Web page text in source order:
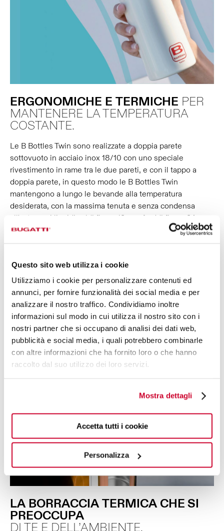
Questo sito web utilizza i cookie
Utilizziamo i cookie per personalizzare contenuti ed
annunci, per fornire funzionalità dei social media e per
analizzare il nostro traffico. Condividiamo inoltre
informazioni sul modo in cui utilizza il nostro sito con i
nostri partner che si occupano di analisi dei dati web,
pubblicità e social media, i quali potrebbero combinarle
con altre informazioni che ha fornito loro o che hanno
raccolto dal suo utilizzo dei loro servizi.
Mostra dettagli
Accetta tutti i cookie
Personalizza
ERGONOMICHE E TERMICHE PER
MANTENERE LA TEMPERATURA
COSTANTE.
Le B Bottles Twin sono realizzate a doppia parete
sottovuoto in acciaio inox 18/10 con uno speciale
rivestimento in rame tra le due pareti, e con il tappo a
doppia parete, in questo modo le B Bottles Twin
mantengono a lungo le bevande alla temperatura
desiderata, con la massima tenuta e senza condensa
all'esterno: i liquidi caldi fino a 12 ore, freddi fino a 24 ore,
e preserveranno il ghiaccio fino a 36 ore. Inoltre, l’ampia
bevande gassate!
LA BORRACCIA TERMICA CHE SI
PREOCCUPA
DI TE E DELL’AMBIENTE.